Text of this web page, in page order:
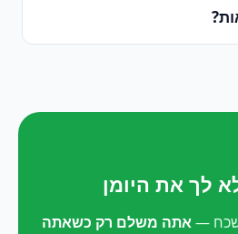
לך את היומן
אתה משלם רק כשאתה